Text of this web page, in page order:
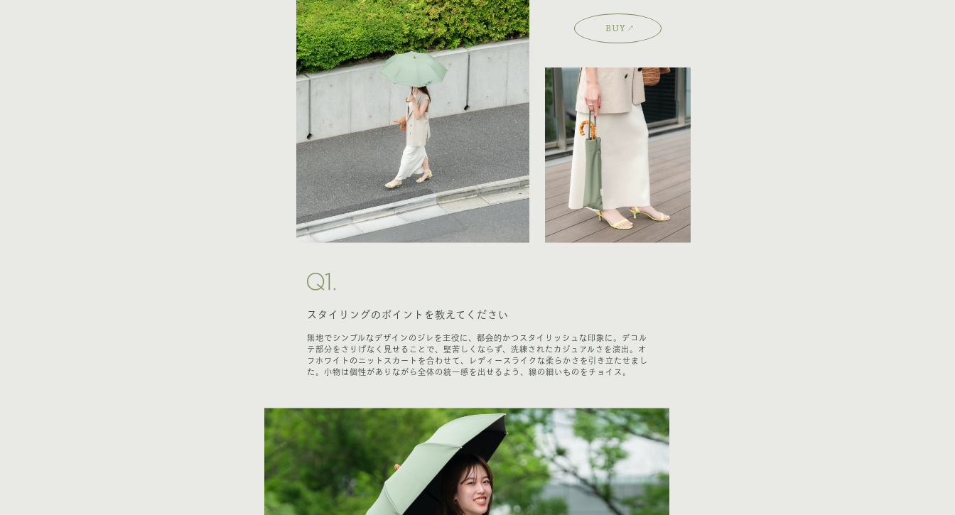
BUY
スタイリングのポイントを教えてください
無地でシンプルなデザインのジレを主役に、都会的かつスタイリッシュな印象に。デコル
テ部分をさりげなく見せることで、堅苦しくならず、洗練されたカジュアルさを演出。オ
フホワイトのニットスカートを合わせて、レディースライクな柔らかさを引き立たせまし
た。小物は個性がありながら全体の統一感を出せるよう、線の細いものをチョイス。